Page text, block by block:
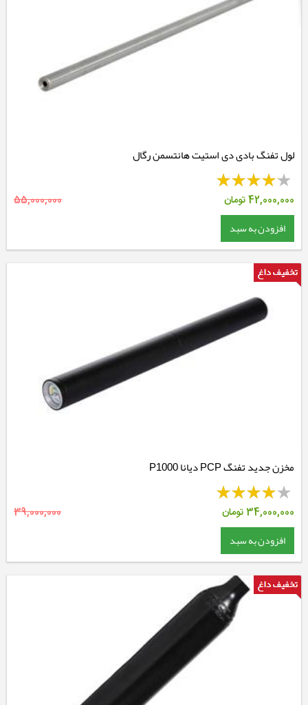
لول تفنگ بادی دی استیت هانتسمن رگال
42,000,000تومان 55,000,000
افزودن به سبد
مخزن جدید تفنگ PCP دیانا P1000
34,000,000تومان 39,000,000
افزودن به سبد